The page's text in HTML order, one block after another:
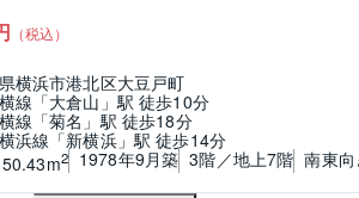
（税込）
横浜市港北区大豆戸町
線「大倉山」駅 徒歩10分
線「菊名」駅 徒歩18分
浜線「新横浜」駅 徒歩14分
50.43m2 1978年9月築 3階／地上7階 南東